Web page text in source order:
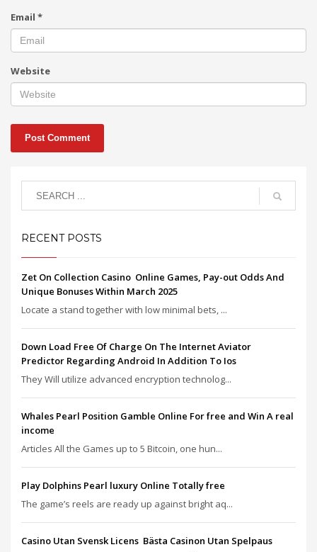
Email *
Website
RECENT POSTS
Zet On Collection Casino ️ Online Games, Pay-out Odds And
Unique Bonuses Within March 2025
Locate a stand together with low minimal bets, ...
Down Load Free Of Charge On The Internet Aviator
Predictor Regarding Android In Addition To Ios
They Will utilize advanced encryption technolog...
Whales Pearl Position Gamble Online For free and Win A real
income
Articles All the Games up to 5 Bitcoin, one hun...
Play Dolphins Pearl luxury Online Totally free
The game’s reels are ready up against bright aq...
Casino Utan Svensk Licens ️ Bästa Casinon Utan Spelpaus